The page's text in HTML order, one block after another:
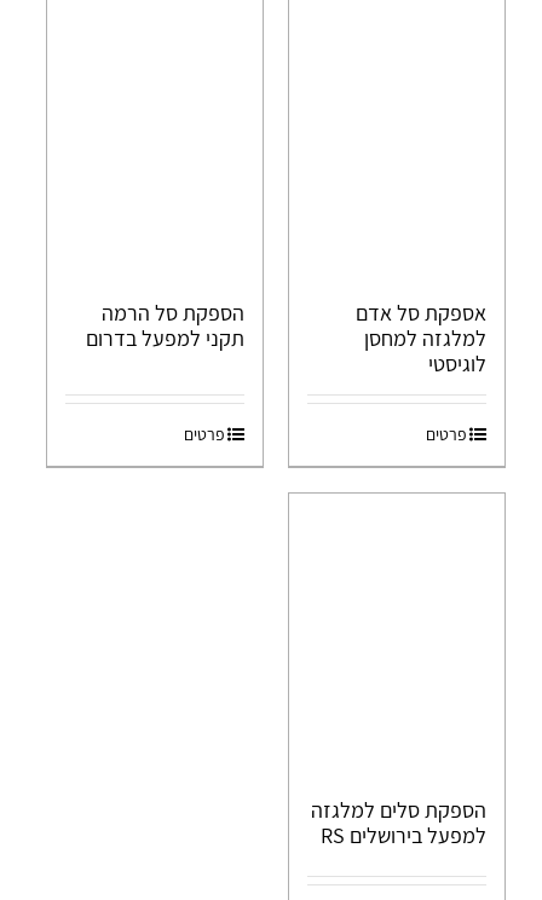
אספקת סל אדם
למלגזה למחסן
לוגיסטי
פרטים
הספקת סל הרמה
תקני למפעל בדרום
פרטים
הספקת סלים למלגזה
למפעל בירושלים RS